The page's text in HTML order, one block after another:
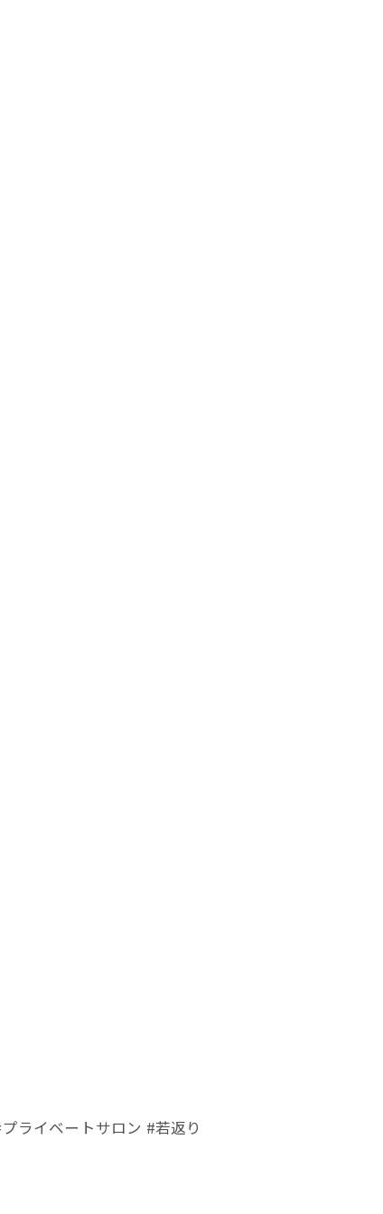
ライベートサロン #若返り